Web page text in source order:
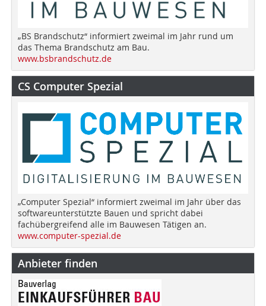
„BS Brandschutz“ informiert zweimal im Jahr rund um
das Thema Brandschutz am Bau.
www.bsbrandschutz.de
CS Computer Spezial
„Computer Spezial“ informiert zweimal im Jahr über das
softwareunterstützte Bauen und spricht dabei
fachübergreifend alle im Bauwesen Tätigen an.
www.computer-spezial.de
Anbieter finden